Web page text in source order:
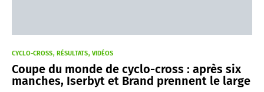
CYCLO-CROSS RÉSULTATS VIDÉOS
Coupe du monde de cyclo-cross : après six
manches, Iserbyt et Brand prennent le large